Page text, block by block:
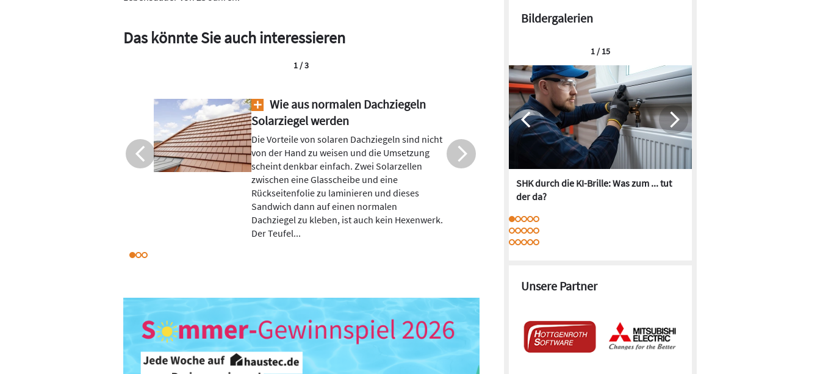
Das könnte Sie auch interessieren
Milliardenhilfe zur Fernwärme-
Solarisierung: Starke Nachfrage
erwartet
In der für September angekündigten neuen
Bundesförderung für effiziente Wärmenetze
(BEW) sieht die Solarwirtschaft einen lang
ersehnten "Startschuss zur Solarisierung von
Deutschlands Fernwärmenetzen". Der BSW
rechnet mit einer sehr starken Nachfrage nach
dem Förderangebot.
Steuerbefreiung für Erträge aus
Solaranlagen
Bis zu einer Grenze von 12,5 Megawattstunden
pro Jahr können private
Solaranlagenbetreiber in Österreich ihren
Strom einspeisen, ohne dass
2 / 3
Bildergalerien
SHK durch die KI-Brille: Was zum ... tut
der da?
1 / 15
Unsere Partner